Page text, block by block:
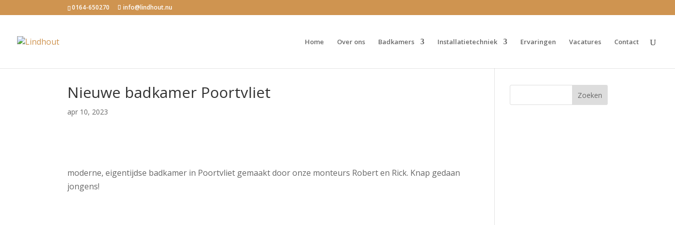
0164-650270 info@lindhout.nu
Home Over ons Badkamers Installatietechniek Ervaringen Vacatures Contact
Nieuwe badkamer Poortvliet
apr 10, 2023
moderne, eigentijdse badkamer in Poortvliet gemaakt door onze monteurs Robert en Rick. Knap gedaan
jongens!